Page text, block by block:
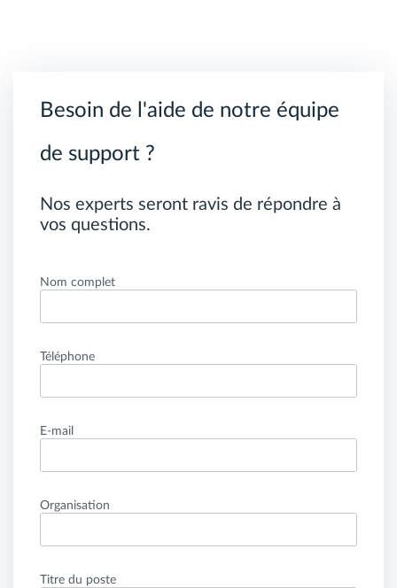
Besoin de l'aide de notre équipe
de support ?
Nos experts seront ravis de répondre à
vos questions.
Nom complet
Téléphone
E-mail
Organisation
Titre du poste